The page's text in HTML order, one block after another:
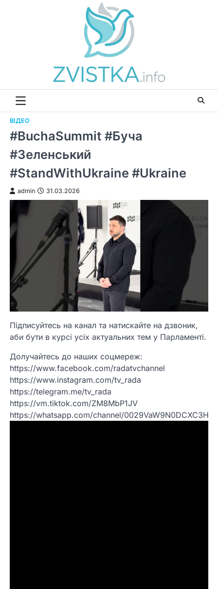
ВІДЕО
#BuchaSummit #Буча
#Зеленський
#StandWithUkraine #Ukraine
admin 31.03.2026
Підписуйтесь на канал та натискайте на дзвоник,
аби бути в курсі усіх актуальних тем у Парламенті.
Долучайтесь до наших соцмереж:
https://www.facebook.com/radatvchannel
https://www.instagram.com/tv_rada
https://telegram.me/tv_rada
https://vm.tiktok.com/ZM8MbP1JV
https://whatsapp.com/channel/